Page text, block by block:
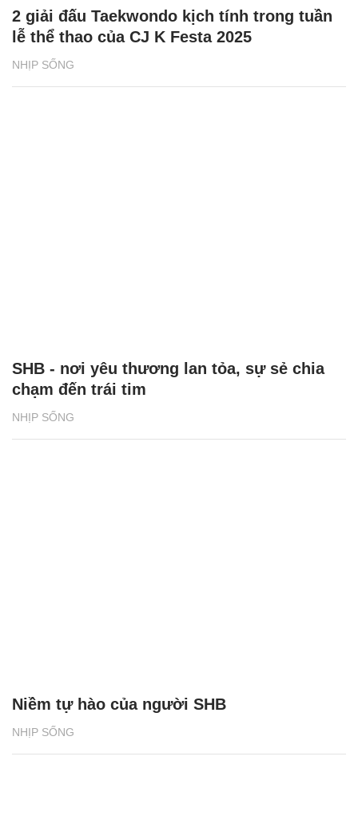
NHỊP SỐNG
2 giải đấu Taekwondo kịch tính trong tuần
lễ thể thao của CJ K Festa 2025
NHỊP SỐNG
SHB - nơi yêu thương lan tỏa, sự sẻ chia
chạm đến trái tim
NHỊP SỐNG
Niềm tự hào của người SHB